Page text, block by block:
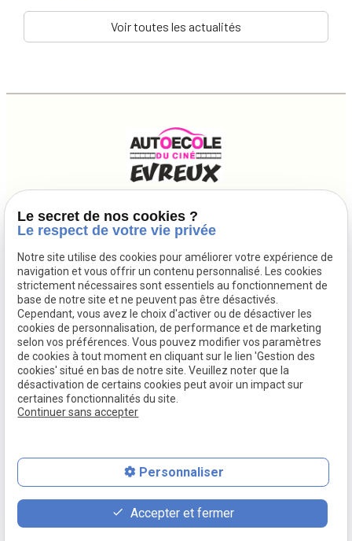
Voir toutes les actualités
02 32 39 26 98
28 RUE DE L'HORLOGE - 27000 EVREUX
Agrément : E 22 027 0008 0
Plan du site
Mentions légales
Politique de confidentialité
Gestion des cookies
place
Plan d'accès
contact_page
Contact
phone
02 32 39 26 98
Le secret de nos cookies ?
Le respect de votre vie privée
Notre site utilise des cookies pour améliorer votre expérience de
navigation et vous offrir un contenu personnalisé. Les cookies
strictement nécessaires sont essentiels au fonctionnement de
base de notre site et ne peuvent pas être désactivés.
Cependant, vous avez le choix d'activer ou de désactiver les
cookies de personnalisation, de performance et de marketing
selon vos préférences. Vous pouvez modifier vos paramètres
de cookies à tout moment en cliquant sur le lien 'Gestion des
cookies' situé en bas de notre site. Veuillez noter que la
désactivation de certains cookies peut avoir un impact sur
certaines fonctionnalités du site.
Continuer sans accepter
Personnaliser
Accepter et fermer